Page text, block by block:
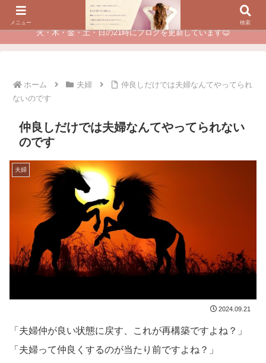
夫に不倫されたつらい経験が、あなたのチャンスに変わるカウンセリング
火・木・金・土・日の21時にブログを更新しています😊
ホーム 夫婦
仲良しだけでは夫婦なんてやってられ
ないのです
仲良しだけでは夫婦なんてやってられない
のです
夫婦
2024.09.21
「夫婦仲が良い状態に戻す、これが再構築ですよね？」
「夫婦って仲良くするのが当たり前ですよね？」
メニュー 検索